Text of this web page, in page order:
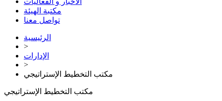
مكتبة الهيئة
تواصل معنا
الرئيسية
>
الإدارات
>
مكتب التخطيط الإستراتيجي
مكتب التخطيط الإستراتيجي